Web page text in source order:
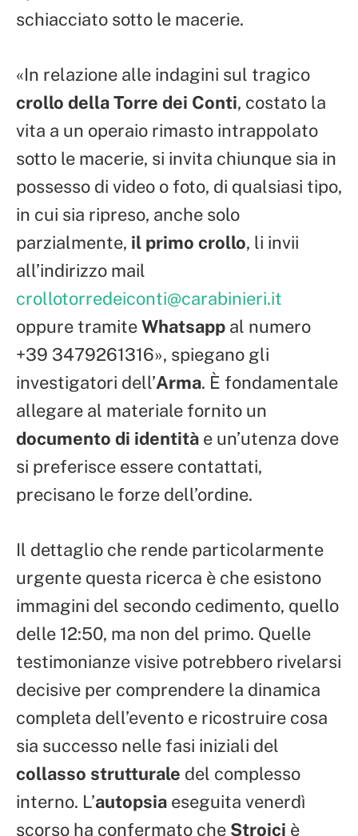
schiacciato sotto le macerie.
«In relazione alle indagini sul tragico
crollo della Torre dei Conti, costato la
vita a un operaio rimasto intrappolato
sotto le macerie, si invita chiunque sia in
possesso di video o foto, di qualsiasi tipo,
in cui sia ripreso, anche solo
parzialmente, il primo crollo, li invii
all’indirizzo mail
crollotorredeiconti@carabinieri.it
oppure tramiteWhatsapp al numero
+39 3479261316», spiegano gli
investigatori dell’Arma. È fondamentale
allegare al materiale fornito un
documento di identità e un’utenza dove
si preferisce essere contattati,
precisano le forze dell’ordine.
Il dettaglio che rende particolarmente
urgente questa ricerca è che esistono
immagini del secondo cedimento, quello
delle 12:50, ma non del primo. Quelle
testimonianze visive potrebbero rivelarsi
decisive per comprendere la dinamica
completa dell’evento e ricostruire cosa
sia successo nelle fasi iniziali del
collasso strutturale del complesso
interno. L’autopsia eseguita venerdì
scorso ha confermato che Stroici è